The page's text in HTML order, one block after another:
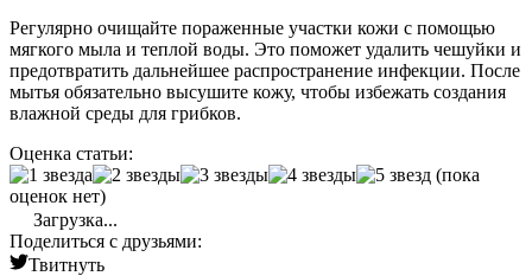
Регулярно очищайте пораженные участки кожи с помощью
мягкого мыла и теплой воды. Это поможет удалить чешуйки и
предотвратить дальнейшее распространение инфекции. После
мытья обязательно высушите кожу, чтобы избежать создания
влажной среды для грибков.
Оценка статьи:
(пока
оценок нет)
Загрузка...
Поделиться с друзьями:
Твитнуть